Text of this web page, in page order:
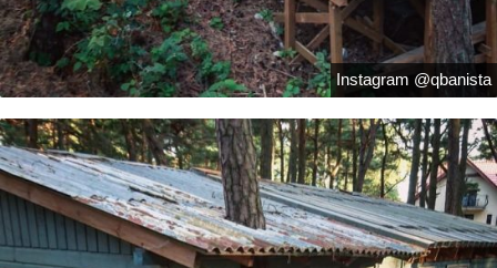
Instagram @qbanista